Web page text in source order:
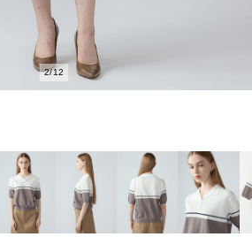
2/12